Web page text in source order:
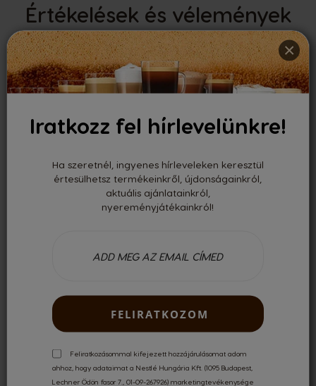
×
Iratkozz fel hírlevelünkre!
Ha szeretnél, ingyenes hírleveleken keresztül
értesülhetsz termékeinkről, újdonságainkról,
aktuális ajánlatainkról,
nyereményjátékainkról!
FELIRATKOZOM
Feliratkozásommal kifejezett hozzájárulásomat adom
ahhoz, hogy adataimat a Nestlé Hungária Kft. (1095 Budapest,
Lechner Ödön fasor 7., 01-09-267926) marketingtevékenysége
Értékelések és vélemények
0.00
Értékelte 0 felhasználó
Nincsenek vélemények
jelentkezz bevagyregisztrálj!
INGYENES SZÁLLÍTÁS 17 000 FT FELETT